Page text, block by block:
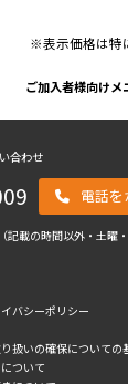
※表示価格は特
ご加入者様向けメ
合わせ
電話を
載の時間以外・土曜
バシーポリシー
扱いの確保についての
ついて